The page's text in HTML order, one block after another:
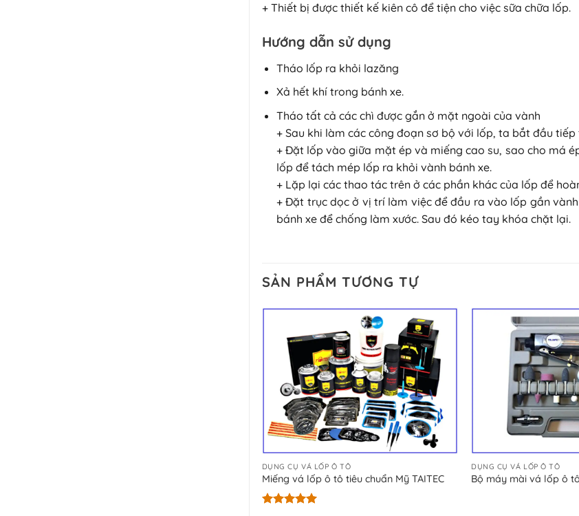
+ Thiết bị được thiết kế kiên cô để tiện cho việc sữa chữa lốp.
Hướng dẫn sử dụng
Tháo lốp ra khỏi lazăng
Xả hết khí trong bánh xe.
Tháo tất cả các chì được gắn ở mặt ngoài của vành
+ Sau khi làm các công đoạn sơ bộ với lốp, ta bắt đầu
+ Đặt lốp vào giữa mặt ép và miếng cao su, sao cho má
lốp để tách mép lốp ra khỏi vành bánh xe.
+ Lặp lại các thao tác trên ở các phần khác của lốp để
+ Đặt trục dọc ở vị trí làm việc để đầu ra vào lốp gần
bánh xe để chống làm xước. Sau đó kéo tay khóa chặt lại.
SẢN PHẨM TƯƠNG TỰ
DỤNG CỤ VÁ LỐP Ô TÔ
Miếng vá lốp ô tô tiêu chuẩn Mỹ TAITEC
DỤNG CỤ VÁ LỐP Ô TÔ
Bộ máy mài vá lốp ô